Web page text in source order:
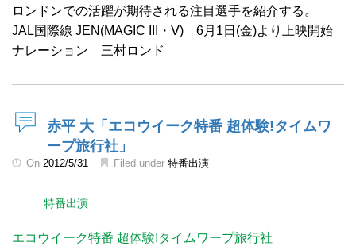
ロンドンでの活躍が期待される注目選手を紹介する。
JAL国際線 JEN(MAGIC III・Ⅴ) 6月1日(金)より上映開始
ナレーション 三村ロンド
赤平 大「エコウイーク特番 超体験!タイムワ
ープ旅行社」
On 2012/5/31 Filed under 特番出演
特番出演
エコウイーク特番 超体験!タイムワープ旅行社